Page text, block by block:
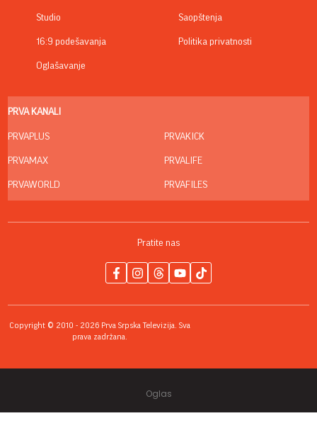
Studio
16:9 podešavanja
Oglašavanje
Saopštenja
Politika privatnosti
PRVA KANALI
PRVAPLUS
PRVAMAX
PRVAWORLD
PRVAKICK
PRVALIFE
PRVAFILES
Pratite nas
Copyright © 2010 - 2026 Prva Srpska Televizija. Sva
prava zadržana.